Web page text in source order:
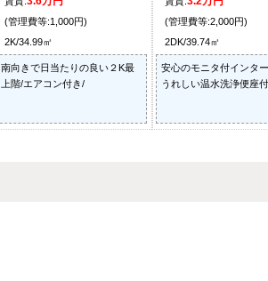
(管理費等:1,000円)
2K/34.99㎡
南向きで日当たりの良い２K最
上階/エアコン付き/
(管理費等:2,000円)
2DK/39.74㎡
安心のモニタ付インタ
うれしい温水洗浄便座